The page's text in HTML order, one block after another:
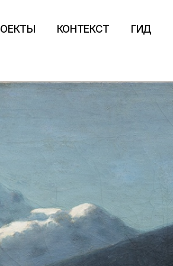
КОНТЕКСТ ГИД